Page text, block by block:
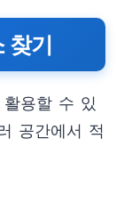
찾기
용할 수 있
공간에서 적